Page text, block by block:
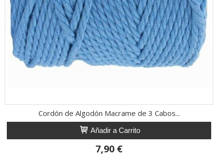
Cordón de Algodón Macrame de 3 Cabos...
Añadir a Carrito
7,90 €